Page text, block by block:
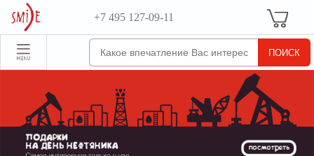
Для неё
набор
Для него
Для двоих
+7 495 127-09-11 Ваша Корзина